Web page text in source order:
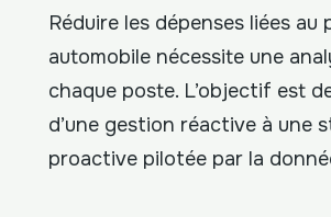
Réduire les dépenses liées au
automobile nécessite une
chaque poste. L’objectif est
d’une gestion réactive à une
proactive pilotée par la